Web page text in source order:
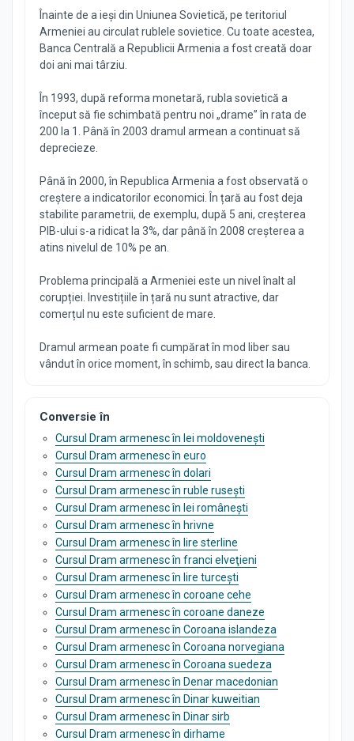
Înainte de a ieși din Uniunea Sovietică, pe teritoriul
Armeniei au circulat rublele sovietice. Cu toate acestea,
Banca Centrală a Republicii Armenia a fost creată doar
doi ani mai târziu.
În 1993, după reforma monetară, rubla sovietică a
început să fie schimbată pentru noi „drame” în rata de
200 la 1. Până în 2003 dramul armean a continuat să
deprecieze.
Până în 2000, în Republica Armenia a fost observată o
creștere a indicatorilor economici. În țară au fost deja
stabilite parametrii, de exemplu, după 5 ani, creșterea
PIB-ului s-a ridicat la 3%, dar până în 2008 creșterea a
atins nivelul de 10% pe an.
Problema principală a Armeniei este un nivel înalt al
corupției. Investițiile în țară nu sunt atractive, dar
comerțul nu este suficient de mare.
Dramul armean poate fi cumpărat în mod liber sau
vândut în orice moment, în schimb, sau direct la banca.
Conversie în
Cursul Dram armenesc în lei moldovenești
Cursul Dram armenesc în euro
Cursul Dram armenesc în dolari
Cursul Dram armenesc în ruble rusești
Cursul Dram armenesc în lei românești
Cursul Dram armenesc în hrivne
Cursul Dram armenesc în lire sterline
Cursul Dram armenesc în franci elveţieni
Cursul Dram armenesc în lire turcești
Cursul Dram armenesc în coroane cehe
Cursul Dram armenesc în coroane daneze
Cursul Dram armenesc în Coroana islandeza
Cursul Dram armenesc în Coroana norvegiana
Cursul Dram armenesc în Coroana suedeza
Cursul Dram armenesc în Denar macedonian
Cursul Dram armenesc în Dinar kuweitian
Cursul Dram armenesc în Dinar sirb
Cursul Dram armenesc în dirhame